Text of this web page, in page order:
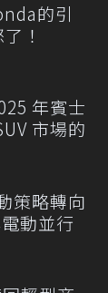
的引
！
年賓士
市場的
策略轉向
動並行